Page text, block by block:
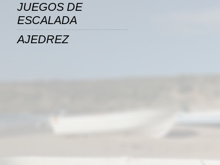
JUEGOS DE
ESCALADA
AJEDREZ